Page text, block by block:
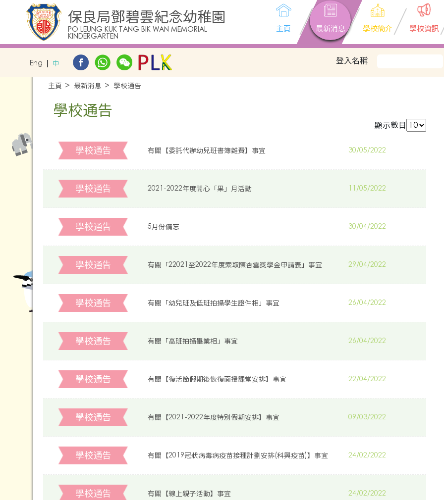
保良局鄧碧雲紀念幼稚園
PO LEUNG KUK TANG BIK WAN MEMORIAL
KINDERGARTEN
主頁 最新消息 學校簡介 學校資訊
Eng 中 登入名稱
主頁 最新消息 學校通告
學校通告
顯示數目
學校通告 有關【委託代辦幼兒班書簿雜費】事宜 30/05/2022
學校通告 2021-2022年度開心「果」月活動 11/05/2022
學校通告 5月份備忘 30/04/2022
學校通告 有關「22021至2022年度索取陳杏雲獎學金申請表」事宜 29/04/2022
學校通告 有關「幼兒班及低班拍攝學生證件相」事宜 26/04/2022
學校通告 有關「高班拍攝畢業相」事宜 26/04/2022
學校通告 有關【復活節假期後恢復面授課堂安排】事宜 22/04/2022
學校通告 有關【2021-2022年度特別假期安排】事宜 09/03/2022
學校通告 有關【2019冠狀病毒病疫苗接種計劃安排(科興疫苗)】事宜 24/02/2022
學校通告 有關【線上親子活動】事宜 24/02/2022